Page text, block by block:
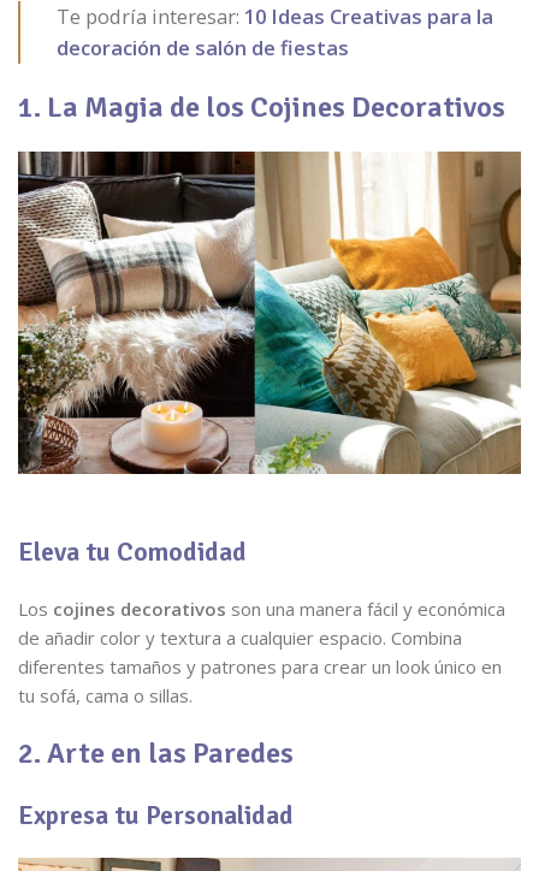
Te podría interesar: 10 Ideas Creativas para la
decoración de salón de fiestas
1. La Magia de los Cojines Decorativos
Eleva tu Comodidad
Los cojines decorativos son una manera fácil y económica
de añadir color y textura a cualquier espacio. Combina
diferentes tamaños y patrones para crear un look único en
tu sofá, cama o sillas.
2. Arte en las Paredes
Expresa tu Personalidad